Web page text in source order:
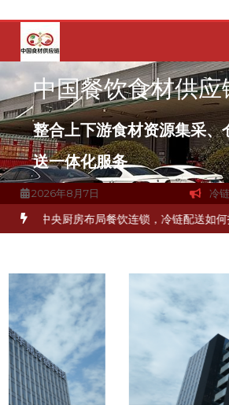
容
中国餐饮食材供应
整合上下游食材资源集采、
送一体化服务
2026年8月7日 冷
食材流通难题？ 杭州中央厨房布局餐饮连